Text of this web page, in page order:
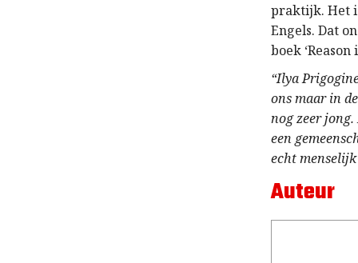
praktijk. Het
Engels. Dat
boek ‘Reason
“Ilya
ons maar in
nog zeer
een
echt
Auteur